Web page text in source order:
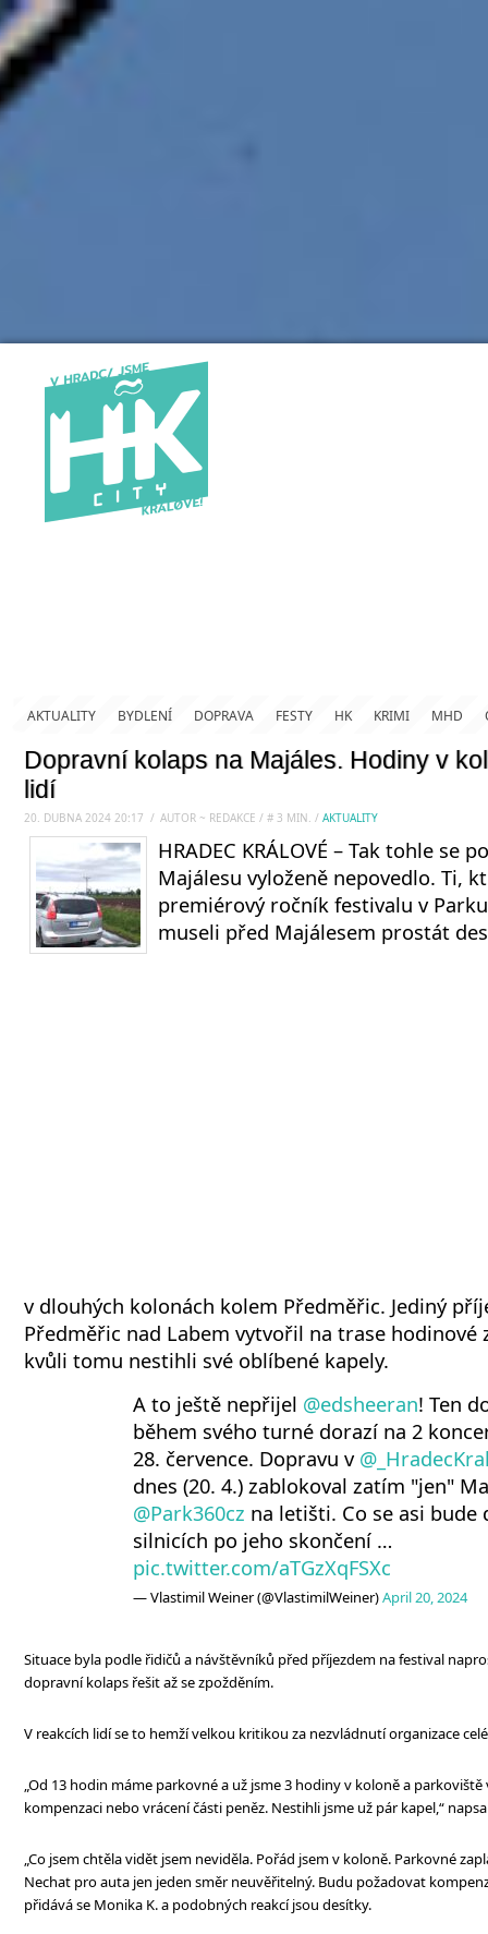
AKTUALITY BYDLENÍ DOPRAVA FESTY HK KRIMI MHD
Dopravní kolaps na Majáles. Hodiny v
lidí
20. DUBNA 2024 20:17 / AUTOR ~ REDAKCE / # 3 MIN. / AKTUALITY
HRADEC KRÁLOVÉ – Tak tohle se
Majálesu vyloženě nepovedlo. Ti,
premiérový ročník festivalu v
museli před Majálesem prostát
v dlouhých kolonách kolem Předměřic. Jediný
Předměřic nad Labem vytvořil na trase hodinové
kvůli tomu nestihli své oblíbené kapely.
A to ještě nepřijel @edsheeran! Ten
během svého turné dorazí na 2
28. července. Dopravu v
dnes (20. 4.) zablokoval zatím "jen"
@Park360cz na letišti. Co se asi bude
silnicích po jeho skončení …
pic.twitter.com/aTGzXqFSXc
— Vlastimil Weiner (@VlastimilWeiner)April 20, 2024
Situace byla podle řidičů a návštěvníků před příjezdem na festival
dopravní kolaps řešit až se zpožděním.
V reakcích lidí se to hemží velkou kritikou za nezvládnutí organizace
„Od 13 hodin máme parkovné a už jsme 3 hodiny v koloně a
kompenzaci nebo vrácení části peněz. Nestihli jsme už pár kapel,“
„Co jsem chtěla vidět jsem neviděla. Pořád jsem v koloně. Parkovné
Nechat pro auta jen jeden směr neuvěřitelný. Budu požadovat
přidává se Monika K. a podobných reakcí jsou desítky.